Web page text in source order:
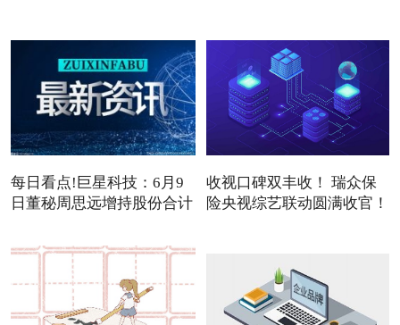
每日看点!巨星科技：6月9
日董秘周思远增持股份合计
收视口碑双丰收！ 瑞众保
险央视综艺联动圆满收官！